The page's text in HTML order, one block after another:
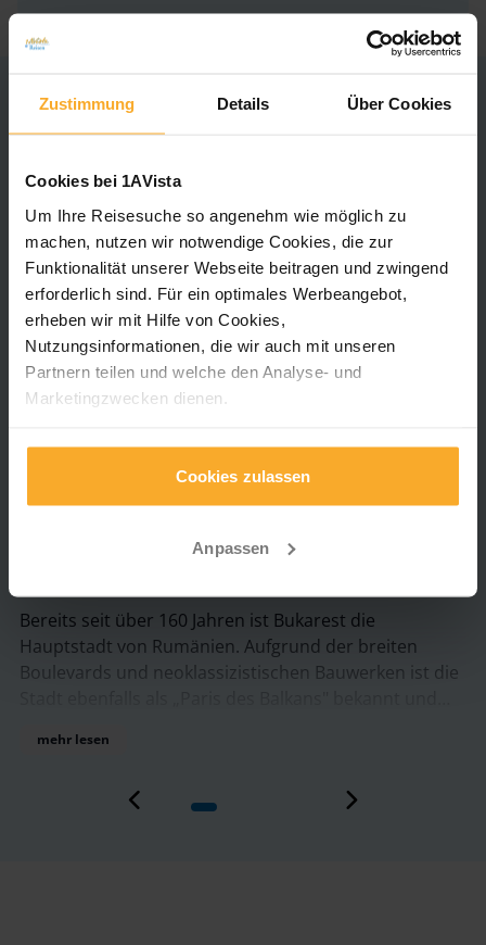
Zustimmung Details Über Cookies
Cookies bei 1AVista
Um Ihre Reisesuche so angenehm wie möglich zu
machen, nutzen wir notwendige Cookies, die zur
Funktionalität unserer Webseite beitragen und zwingend
erforderlich sind. Für ein optimales Werbeangebot,
erheben wir mit Hilfe von Cookies,
Nutzungsinformationen, die wir auch mit unseren
Partnern teilen und welche den Analyse- und
Marketingzwecken dienen.
Für unsere neue App „Mein 1AVista" nutzen wir
notwendige Cookies, die zur Funktionalität unserer App
beitragen und zwingend erforderlich sind.
Cookies zulassen
Anpassen
Höhepunkte Ihrer Rumänien
Bereits seit über 160 Jahren ist Bukarest die
Hauptstadt von Rumänien. Aufgrund der breiten
Boulevards und neoklassizistischen Bauwerken ist die
mittelalterliche Gebäude und historischen Straßen.
riesige Parlamentspalast mit einer Fläche von ca.
mehr lesen